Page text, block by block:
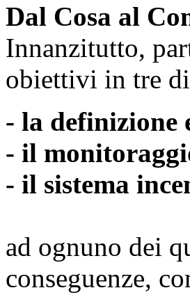
Dal Cosa al
Innanzitutto,
obiettivi in tre
- la definizione
- il
- il sistema
ad ognuno dei
conseguenze,